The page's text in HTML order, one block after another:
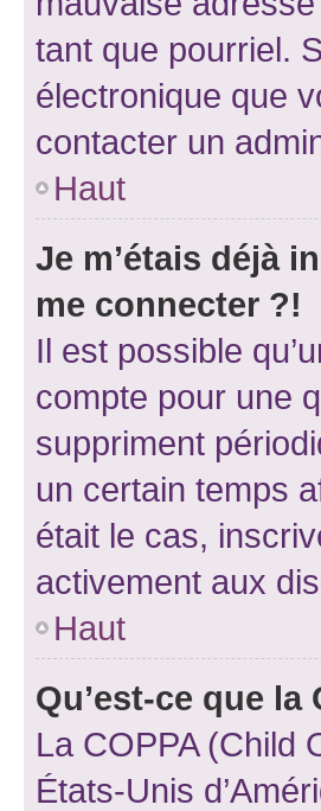
tant que pourriel.
électronique que
contacter un
Haut
Je m’étais déjà
me connecter ?!
Il est possible
compte pour une
suppriment
un certain temps
était le cas,
activement aux
Haut
Qu’est-ce que la
La COPPA (Child
États-Unis